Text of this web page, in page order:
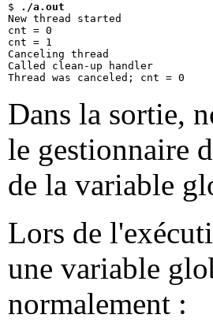
$
./a.out
New thread started
cnt = 0
cnt = 1
Canceling thread
Called clean-up handler
Dans la sortie,
le gestionnaire
de la variable
Lors de
une variable
normalement :